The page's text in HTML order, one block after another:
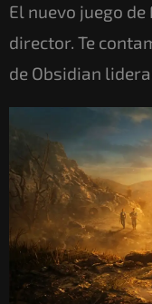
El nuevo juego
director. Te
de Obsidian